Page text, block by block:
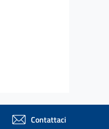
Contattaci